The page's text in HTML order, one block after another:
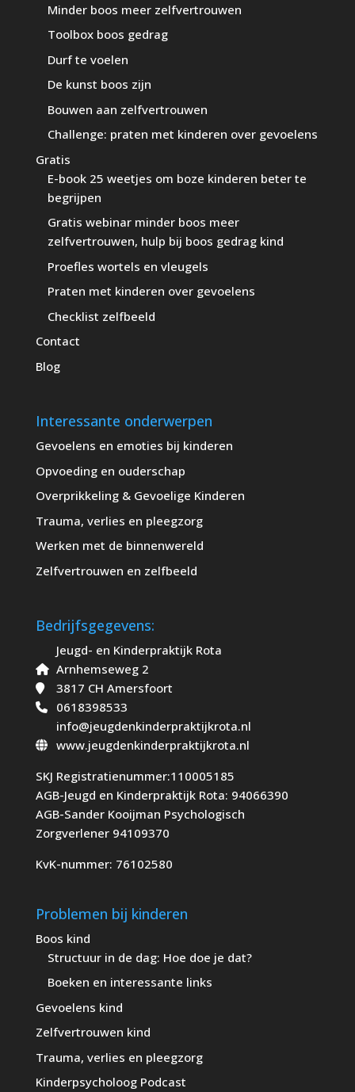
Minder boos meer zelfvertrouwen
Toolbox boos gedrag
Durf te voelen
De kunst boos zijn
Bouwen aan zelfvertrouwen
Challenge: praten met kinderen over gevoelens
Gratis
E-book 25 weetjes om boze kinderen beter te
begrijpen
Gratis webinar minder boos meer
zelfvertrouwen, hulp bij boos gedrag kind
Proefles wortels en vleugels
Praten met kinderen over gevoelens
Checklist zelfbeeld
Contact
Blog
Interessante onderwerpen
Gevoelens en emoties bij kinderen
Opvoeding en ouderschap
Overprikkeling & Gevoelige Kinderen
Trauma, verlies en pleegzorg
Werken met de binnenwereld
Zelfvertrouwen en zelfbeeld
Bedrijfsgegevens:
Jeugd- en Kinderpraktijk Rota
Arnhemseweg 2
3817 CH Amersfoort
0618398533
info@jeugdenkinderpraktijkrota.nl
www.jeugdenkinderpraktijkrota.nl
SKJ Registratienummer:110005185
AGB-Jeugd en Kinderpraktijk Rota: 94066390
AGB-Sander Kooijman Psychologisch
Zorgverlener 94109370
KvK-nummer: 76102580
Problemen bij kinderen
Boos kind
Structuur in de dag: Hoe doe je dat?
Boeken en interessante links
Gevoelens kind
Zelfvertrouwen kind
Trauma, verlies en pleegzorg
Kinderpsycholoog Podcast